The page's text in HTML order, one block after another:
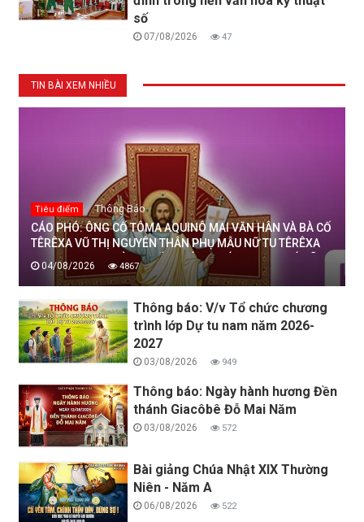
số
07/08/2026 47
TIN BÀI XEM NHIỀU
Tiêu điểm Thông Báo
CÁO PHÓ: ÔNG CỐ TÔMA AQUINÔ MAI VĂN HÂN VÀ BÀ CỐ
TÊRÊXA VŨ THỊ NGUYÊN THÂN PHỤ MẪU NỮ TU TÊRÊXA
MAI THỊ THỊNH, DÒNG MẾN THÁNH GIÁ THANH HOÁ ĐÃ
AN NGHỈ TRONG CHÚA, NGÀY 04/08/2026
04/08/2026 4867
Thông báo: V/v Tổ chức chương
trình lớp Dự tu nam năm 2026-
2027
03/08/2026 949
Thông báo: Ngày hành hương Đền
thánh Giacôbê Đỗ Mai Năm
03/08/2026 572
Bài giảng Chúa Nhật XIX Thường
Niên - Năm A
06/08/2026 522